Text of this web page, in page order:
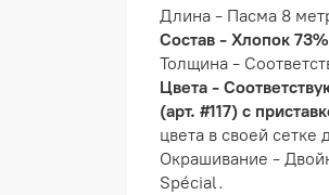
Длина - Пасма 8
Состав - Хлопок
Толщина -
Цвета -
(арт. #117) с
цвета в своей сетке
Окрашивание -
Spécial.